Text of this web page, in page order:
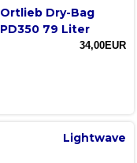
Ortlieb Dry-Bag
PD350 79 Liter
34,00EUR
Lightwave